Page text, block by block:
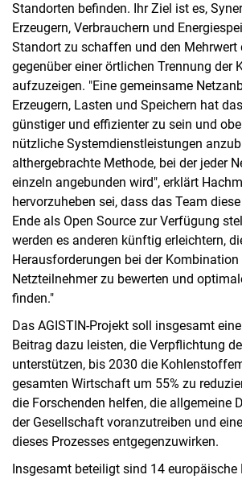
Standorten befinden. Ihr Ziel ist es,
Erzeugern, Verbrauchern und
Standort zu schaffen und den Mehrwert
gegenüber einer örtlichen Trennung der
aufzuzeigen. "Eine gemeinsame
Erzeugern, Lasten und Speichern hat
günstiger und effizienter zu sein und
nützliche Systemdienstleistungen
althergebrachte Methode, bei der jeder
einzeln angebunden wird", erklärt
hervorzuheben sei, dass das Team
Ende als Open Source zur Verfügung
werden es anderen künftig erleichtern,
Herausforderungen bei der Kombination
Netzteilnehmer zu bewerten und
finden."
Das AGISTIN-Projekt soll insgesamt
Beitrag dazu leisten, die Verpflichtung
unterstützen, bis 2030 die
gesamten Wirtschaft um 55% zu
die Forschenden helfen, die allgemeine
der Gesellschaft voranzutreiben und
dieses Prozesses entgegenzuwirken.
Insgesamt beteiligt sind 14 europäische